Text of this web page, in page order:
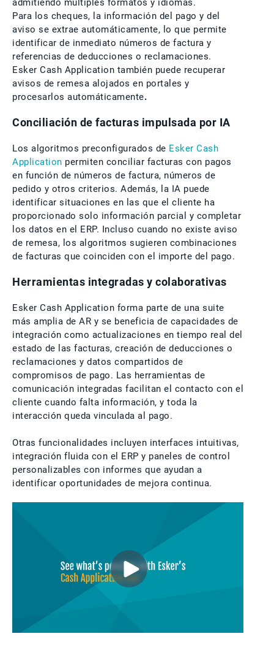
admitiendo múltiples formatos y idiomas.
Para los cheques, la información del pago y del
aviso se extrae automáticamente, lo que permite
identificar de inmediato números de factura y
referencias de deducciones o reclamaciones.
Esker Cash Application también puede recuperar
avisos de remesa alojados en portales y
procesarlos automáticamente.
Conciliación de facturas impulsada por IA
Los algoritmos preconfigurados de Esker Cash
Application permiten conciliar facturas con pagos
en función de números de factura, números de
pedido y otros criterios. Además, la IA puede
identificar situaciones en las que el cliente ha
proporcionado solo información parcial y completar
los datos en el ERP. Incluso cuando no existe aviso
de remesa, los algoritmos sugieren combinaciones
de facturas que coinciden con el importe del pago.
Herramientas integradas y colaborativas
Esker Cash Application forma parte de una suite
más amplia de AR y se beneficia de capacidades de
integración como actualizaciones en tiempo real del
estado de las facturas, creación de deducciones o
reclamaciones y datos compartidos de
compromisos de pago. Las herramientas de
comunicación integradas facilitan el contacto con el
cliente cuando falta información, y toda la
interacción queda vinculada al pago.
Otras funcionalidades incluyen interfaces intuitivas,
integración fluida con el ERP y paneles de control
personalizables con informes que ayudan a
identificar oportunidades de mejora continua.